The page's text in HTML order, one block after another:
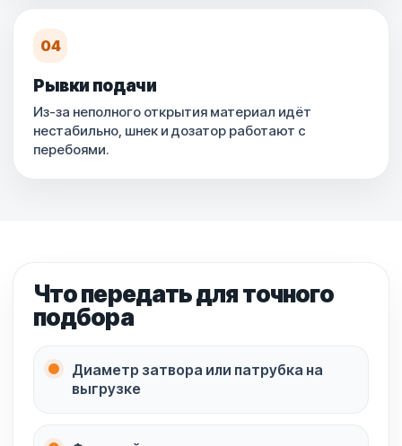
04
Рывки подачи
Из-за неполного открытия материал идёт
нестабильно, шнек и дозатор работают с
перебоями.
Что передать для точного
подбора
Диаметр затвора или патрубка на
выгрузке